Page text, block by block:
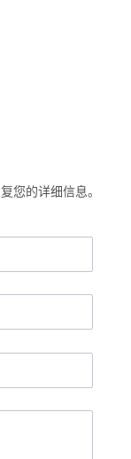
您的详细信息。